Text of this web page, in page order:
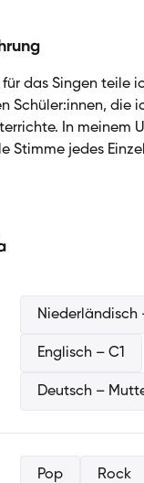
und deine
das Singen teile
Schüler:innen, die
In meinem
Stimme jedes
Musikalität
von
von Theorie und
ein umfassendes
Niederländisch
Englisch – C1
Deutsch –
Pop Rock